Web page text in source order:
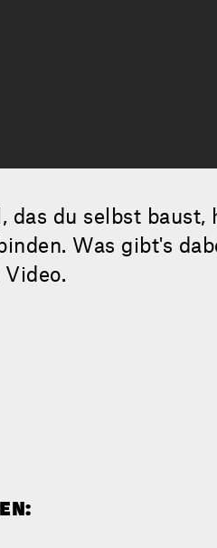
du selbst baust,
Was gibt's